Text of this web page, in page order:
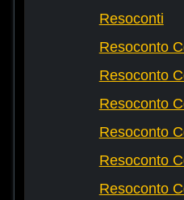
Resoconti
Resoconto
Resoconto
Resoconto
Resoconto
Resoconto
Resoconto